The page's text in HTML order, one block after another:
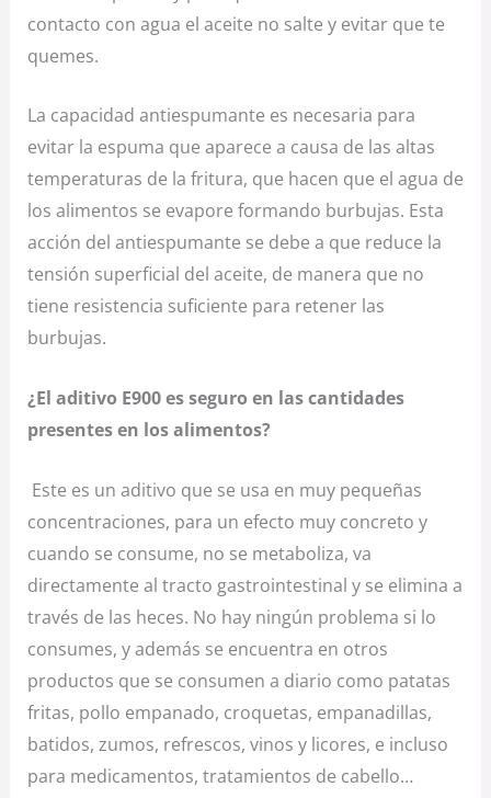
contacto con agua el aceite no salte y evitar que te
quemes.
La capacidad antiespumante es necesaria para
evitar la espuma que aparece a causa de las altas
temperaturas de la fritura, que hacen que el agua de
los alimentos se evapore formando burbujas. Esta
acción del antiespumante se debe a que reduce la
tensión superficial del aceite, de manera que no
tiene resistencia suficiente para retener las
burbujas.
¿El aditivo E900 es seguro en las cantidades
presentes en los alimentos?
Este es un aditivo que se usa en muy pequeñas
concentraciones, para un efecto muy concreto y
cuando se consume, no se metaboliza, va
directamente al tracto gastrointestinal y se elimina a
través de las heces. No hay ningún problema si lo
consumes, y además se encuentra en otros
productos que se consumen a diario como patatas
fritas, pollo empanado, croquetas, empanadillas,
batidos, zumos, refrescos, vinos y licores, e incluso
para medicamentos, tratamientos de cabello…